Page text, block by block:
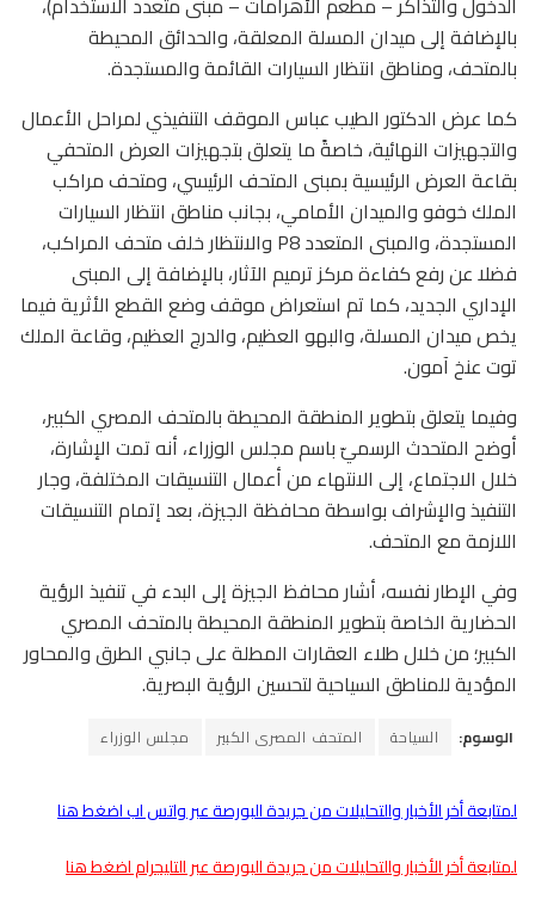
بالإضافة إلى ميدان المسلة المعلقة، والحدائق المحيطة
بالمتحف، ومناطق انتظار السيارات القائمة والمستجدة.
كما عرض الدكتور الطيب عباس الموقف التنفيذي لمراحل الأعمال
والتجهيزات النهائية، خاصةً ما يتعلق بتجهيزات العرض المتحفي
بقاعة العرض الرئيسية بمبنى المتحف الرئيسي، ومتحف مراكب
الملك خوفو والميدان الأمامي، بجانب مناطق انتظار السيارات
المستجدة، والمبنى المتعدد P8 والانتظار خلف متحف المراكب،
فضلا عن رفع كفاءة مركز ترميم الآثار، بالإضافة إلى المبنى
الإداري الجديد، كما تم استعراض موقف وضع القطع الأثرية فيما
يخص ميدان المسلة، والبهو العظيم، والدرج العظيم، وقاعة الملك
توت عنخ آمون.
وفيما يتعلق بتطوير المنطقة المحيطة بالمتحف المصري الكبير،
أوضح المتحدث الرسميّ باسم مجلس الوزراء، أنه تمت الإشارة،
خلال الاجتماع، إلى الانتهاء من أعمال التنسيقات المختلفة، وجار
التنفيذ والإشراف بواسطة محافظة الجيزة، بعد إتمام التنسيقات
اللازمة مع المتحف.
وفي الإطار نفسه، أشار محافظ الجيزة إلى البدء في تنفيذ الرؤية
الحضارية الخاصة بتطوير المنطقة المحيطة بالمتحف المصري
الكبير؛ من خلال طلاء العقارات المطلة على جانبي الطرق والمحاور
المؤدية للمناطق السياحية لتحسين الرؤية البصرية.
الوسوم: السياحة المتحف المصرى الكبير مجلس الوزراء
لمتابعة أخر الأخبار والتحليلات من جريدة البورصة عبر واتس اب اضغط هنا
لمتابعة أخر الأخبار والتحليلات من جريدة البورصة عبر التليجرام اضغط هنا